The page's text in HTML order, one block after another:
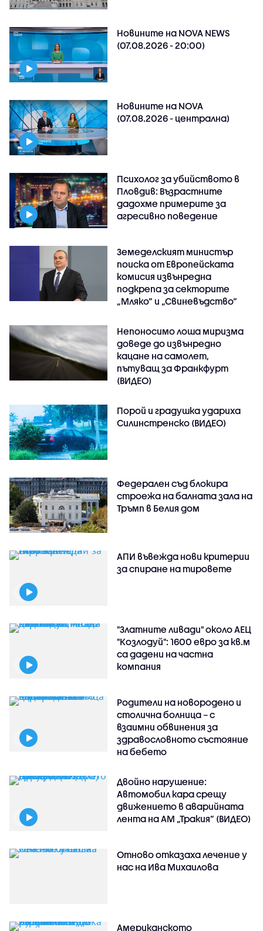
Новините на NOVA NEWS
(07.08.2026 - 20:00)
Новините на NOVA
(07.08.2026 - централна)
Психолог за убийството в
Пловдив: Възрастните
дадохме примерите за
агресивно поведение
Земеделският министър
поиска от Европейската
комисия извънредна
подкрепа за секторите
„Мляко“ и „Свиневъдство“
Непоносимо лоша миризма
доведе до извънредно
кацане на самолет,
пътуващ за Франкфурт
(ВИДЕО)
Порой и градушка удариха
Силинстренско (ВИДЕО)
Федерален съд блокира
строежа на балната зала на
Тръмп в Белия дом
АПИ въвежда нови критерии
за спиране на тировете
"Златните ливади" около АЕЦ
"Козлодуй": 1600 евро за кв.м
са дадени на частна
компания
Родители на новородено и
столична болница – с
взаимни обвинения за
здравословното състояние
на бебето
Двойно нарушение:
Автомобил кара срещу
движението в аварийната
лента на АМ „Тракия” (ВИДЕО)
Отново отказаха лечение у
нас на Ива Михаилова
Американското